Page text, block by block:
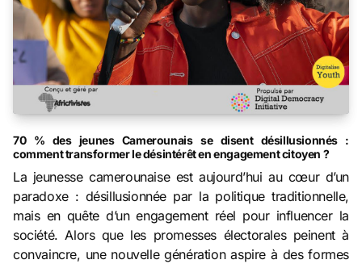
70 % des jeunes Camerounais se disent désillusionnés :
comment transformer le désintérêt en engagement citoyen ?
La jeunesse camerounaise est aujourd’hui au cœur d’un
paradoxe : désillusionnée par la politique traditionnelle,
mais en quête d’un engagement réel pour influencer la
société. Alors que les promesses électorales peinent à
convaincre, une nouvelle génération aspire à des formes